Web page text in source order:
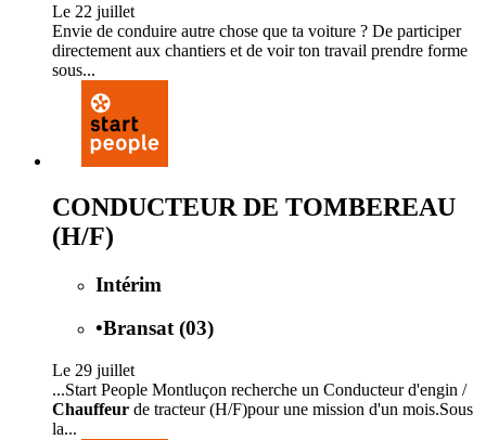
Le 22 juillet
Envie de conduire autre chose que ta voiture ? De participer
directement aux chantiers et de voir ton travail prendre forme
sous...
CONDUCTEUR DE TOMBEREAU
(H/F)
Intérim
•Bransat (03)
Le 29 juillet
...Start People Montluçon recherche un Conducteur d'engin /
Chauffeur de tracteur (H/F)pour une mission d'un mois.Sous
la...